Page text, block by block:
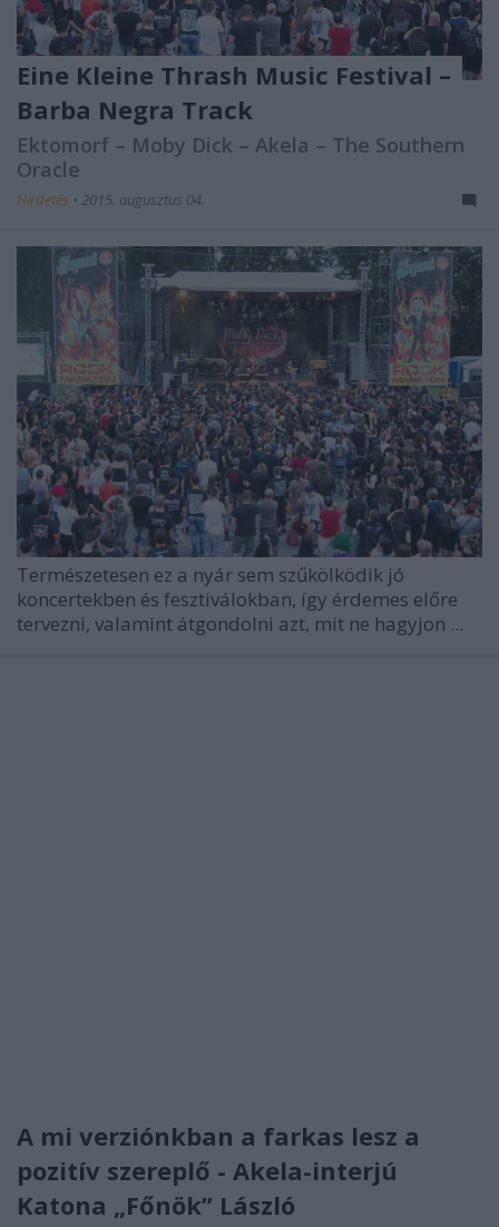
Eine Kleine Thrash Music Festival –
Barba Negra Track
Ektomorf – Moby Dick – Akela – The Southern
Oracle
Hirdetés • 2015. augusztus 04.
Természetesen ez a nyár sem szűkölködik jó
koncertekben és fesztiválokban, így érdemes előre
tervezni, valamint átgondolni azt, mit ne hagyjon ...
A mi verziónkban a farkas lesz a
pozitív szereplő - Akela-interjú
Katona „Főnök” László